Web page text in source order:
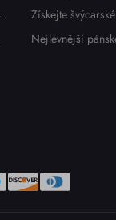
iguet Royal Oak
OR: Zkušenosti
Získejte
Philippe 2026
Nejlevnější